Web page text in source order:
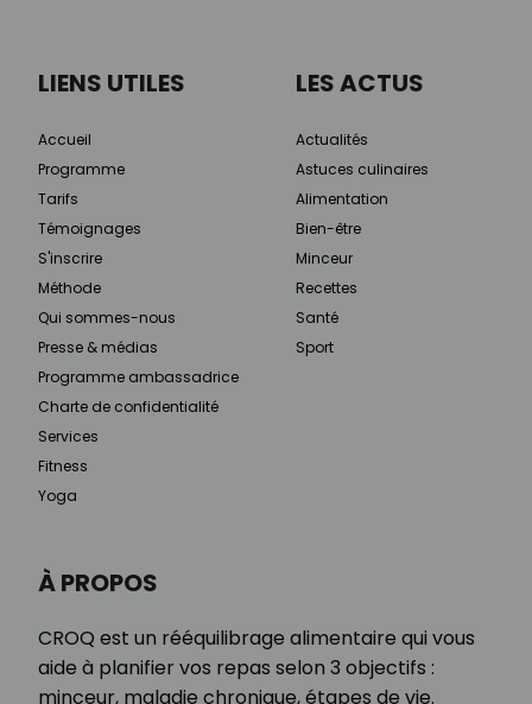
À PROPOS
CROQ est un rééquilibrage alimentaire qui vous
aide à planifier vos repas selon 3 objectifs :
minceur, maladie chronique, étapes de vie.
LIENS UTILES
Accueil
Programme
Tarifs
Témoignages
S'inscrire
Méthode
Qui sommes-nous
Presse & médias
Programme ambassadrice
Charte de confidentialité
Services
Fitness
Yoga
LES ACTUS
Actualités
Astuces culinaires
Alimentation
Bien-être
Minceur
Recettes
Santé
Sport